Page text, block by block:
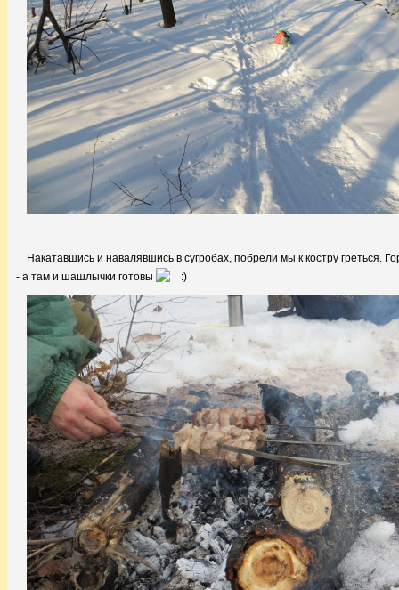
Накатавшись и навалявшись в сугробах, побрели мы к костру греться.
- а там и шашлычки готовы